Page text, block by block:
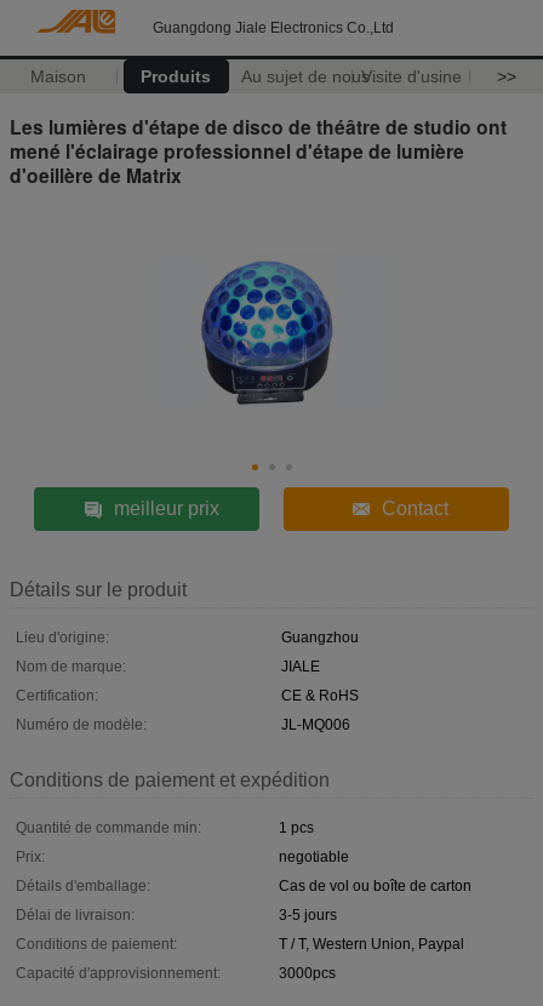
Guangdong Jiale Electronics Co.,Ltd
Maison Produits Au sujet de nousVisite d'usine >>
Les lumières d'étape de disco de théâtre de studio ont
mené l'éclairage professionnel d'étape de lumière
d'oeillère de Matrix
meilleur prix Contact
Détails sur le produit
Lieu d'origine:
Guangzhou
Nom de marque:
JIALE
Certification:
CE & RoHS
Numéro de modèle:
JL-MQ006
Conditions de paiement et expédition
Quantité de commande min:
1 pcs
Prix:
negotiable
Détails d'emballage:
Cas de vol ou boîte de carton
Délai de livraison:
3-5 jours
Conditions de paiement:
T / T, Western Union, Paypal
Capacité d'approvisionnement:
3000pcs